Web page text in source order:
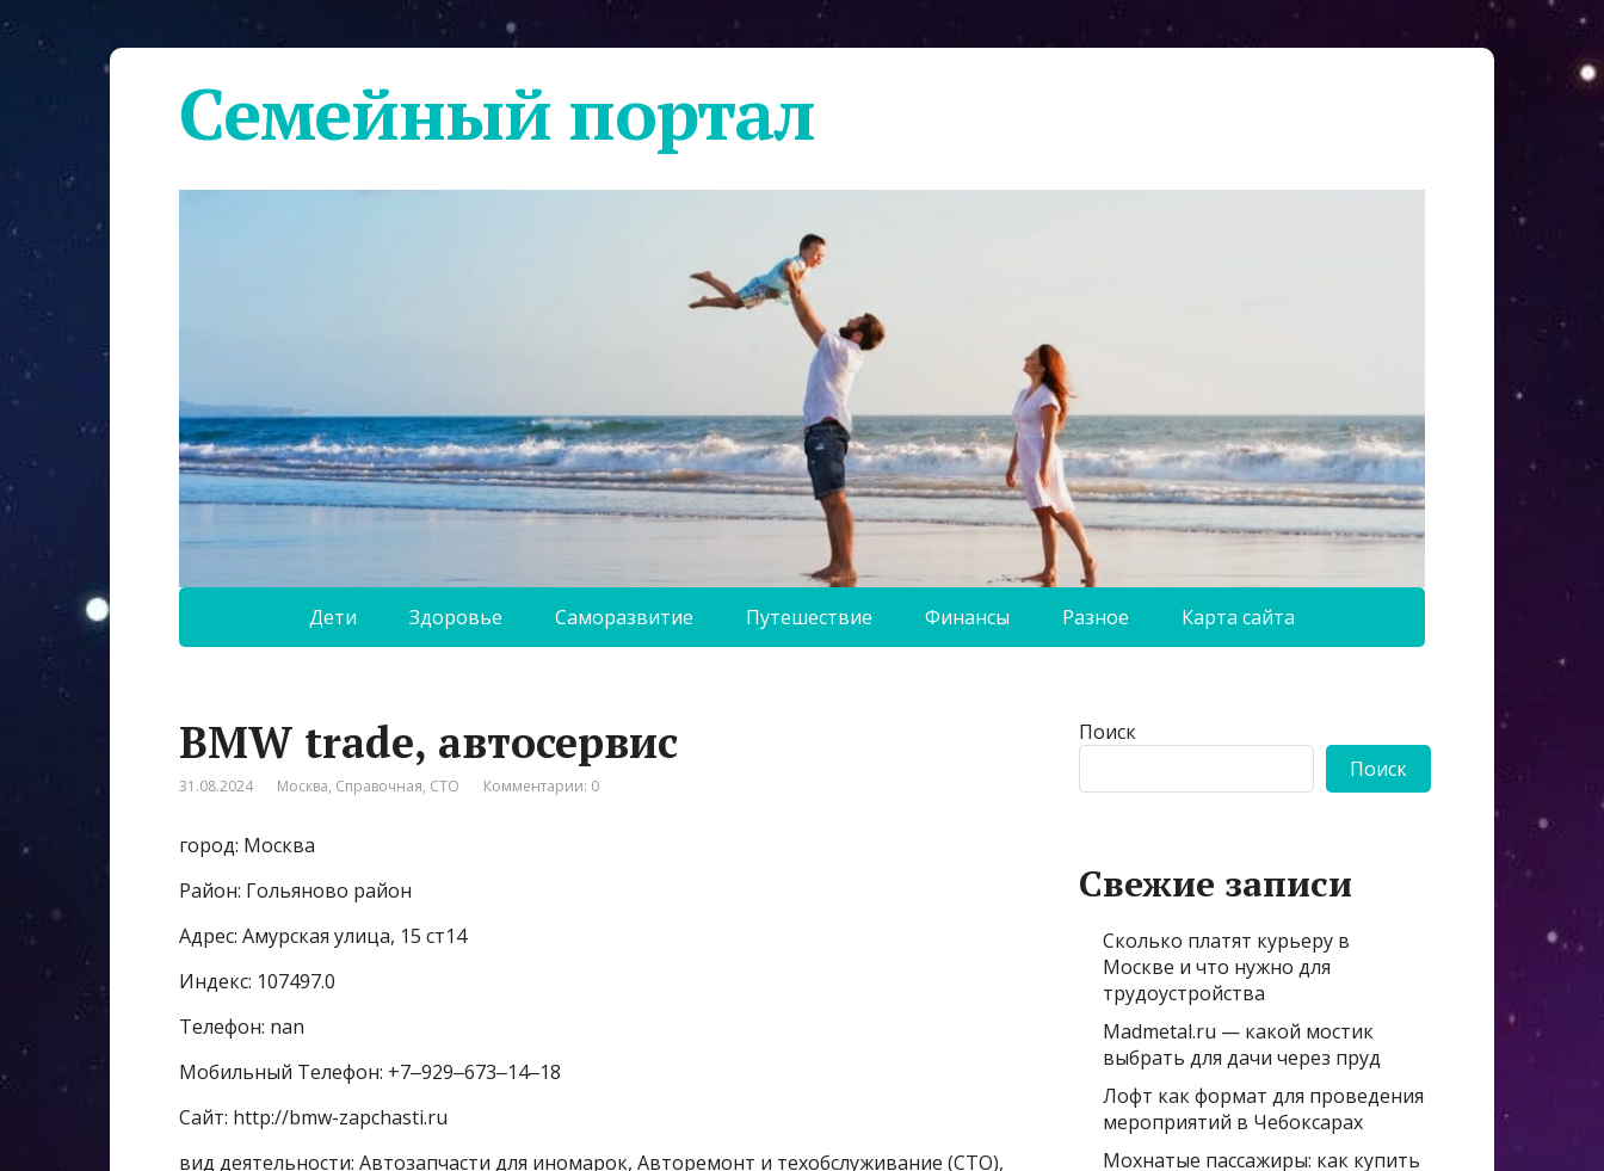
Семейный портал
Дети Здоровье Саморазвитие Путешествие Финансы Разное Карта сайта
BMW trade, автосервис
31.08.2024 Москва, Справочная, СТО Комментарии: 0
город: Москва
Район: Гольяново район
Адрес: Амурская улица, 15 ст14
Индекс: 107497.0
Телефон: nan
Мобильный Телефон: +7‒929‒673‒14‒18
Сайт: http://bmw-zapchasti.ru
вид деятельности: Автозапчасти для иномарок, Авторемонт и техобслуживание (СТО),
Поиск
Поиск
Свежие записи
Сколько платят курьеру в
Москве и что нужно для
трудоустройства
Madmetal.ru — какой мостик
выбрать для дачи через пруд
Лофт как формат для проведения
мероприятий в Чебоксарах
Мохнатые пассажиры: как купить